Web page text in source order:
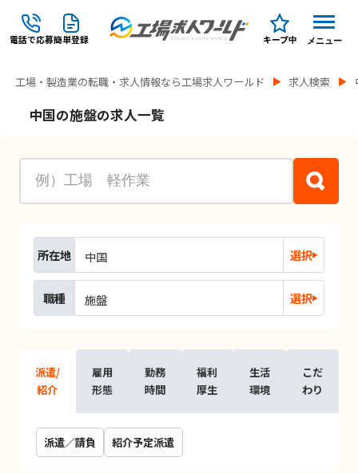
電話で応募簡単登録 キープ中 メニュー
工場・製造業の転職・求人情報なら工場求人ワールド 求人検索
中国の施盤の求人一覧
所在地 中国 選択
職種 施盤 選択
派遣/
紹介
雇用
形態
勤務
時間
福利
厚生
生活
環境
こだ
わり
派遣／請負 紹介予定派遣